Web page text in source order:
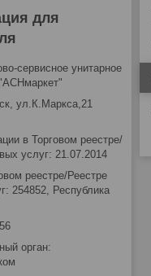
для
сервисное унитарное
ул.К.Маркса,21
в Торговом реестре/
услуг: 21.07.2014
реестре/Реестре
254852, Республика
орган: